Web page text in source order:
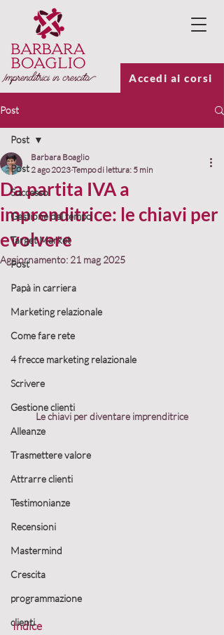
Accedi ai corsi
Post
Post
Successo
Gestione del tempo
Target Market
Post
Papà in carriera
Marketing relazionale
Come fare rete
4 frecce marketing relazionale
Scrivere
Gestione clienti
Alleanze
Trasmettere valore
Attrarre clienti
Testimonianze
Recensioni
Mastermind
Crescita
programmazione
clienti
Post
Da partita IVA a
imprenditrice: le chiavi per
evolvere
Barbara Boaglio
2 ago 2023Tempo di lettura: 5 min
Aggiornamento: 21 mag 2025
Le chiavi per diventare imprenditrice
Indice